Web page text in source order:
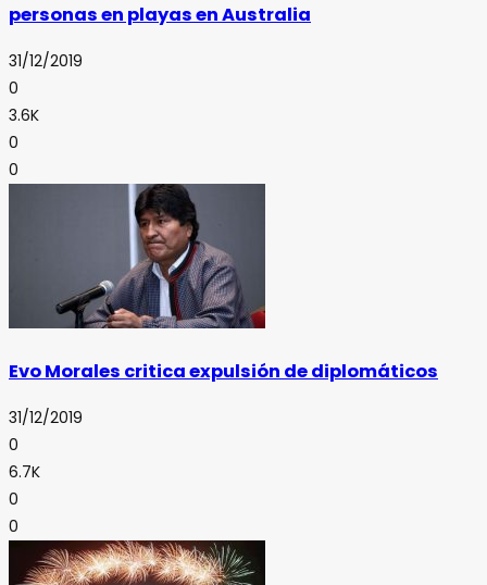
personas en playas en Australia
31/12/2019
0
3.6K
0
0
Evo Morales critica expulsión de diplomáticos
31/12/2019
0
6.7K
0
0